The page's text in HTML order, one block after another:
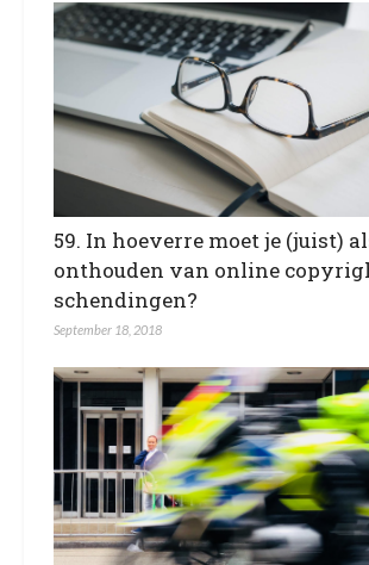
59. In hoeverre moet je (juist)
onthouden van online
schendingen?
September 18, 2018